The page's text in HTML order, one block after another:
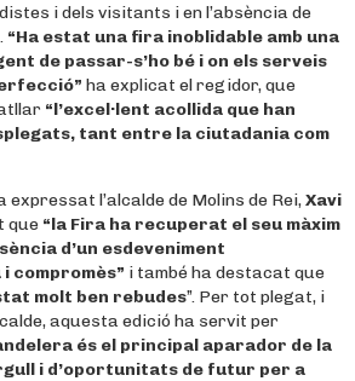
i dels visitants i en l’absència de
“Ha estat una fira inoblidable amb una
de passar-s’ho bé i on els serveis
ha explicat el regidor, que
“l’excel·lent acollida que han
tant entre la ciutadania com
expressat l’alcalde de Molins de Rei,Xavi
que “la Fira ha recuperat el seu màxim
d’un esdeveniment
compromès” i també ha destacat que
molt ben rebudes”. Per tot plegat, i
aquesta edició ha servit per
és el principal aparador de la
i d’oportunitats de futur per a